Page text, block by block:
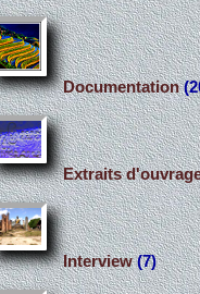
Documentation
Extraits
Interview(7)